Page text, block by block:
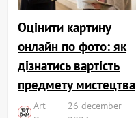
Оцінити картину
онлайн по фото: як
дізнатись вартість
предмету мистецтва
Art
26 december